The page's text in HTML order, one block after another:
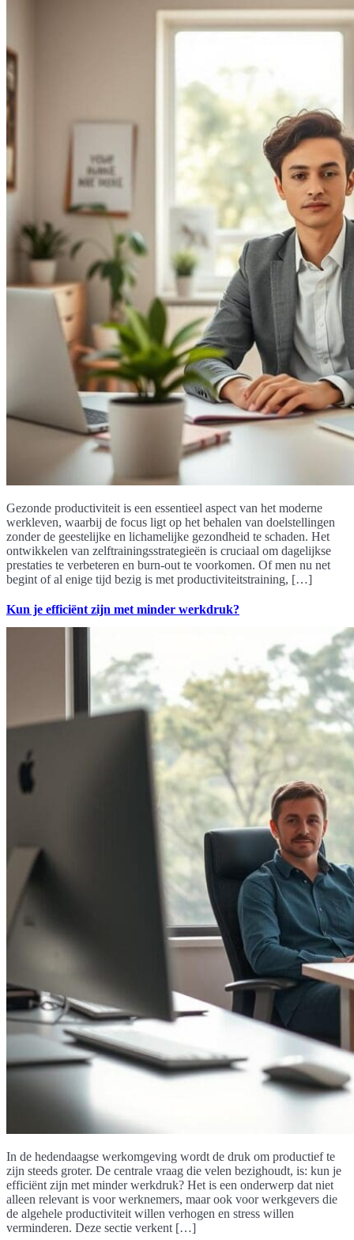
Gezonde productiviteit is een essentieel aspect van het moderne
werkleven, waarbij de focus ligt op het behalen van doelstellingen
zonder de geestelijke en lichamelijke gezondheid te schaden. Het
ontwikkelen van zelftrainingsstrategieën is cruciaal om dagelijkse
prestaties te verbeteren en burn-out te voorkomen. Of men nu net
begint of al enige tijd bezig is met productiviteitstraining, […]
Kun je efficiënt zijn met minder werkdruk?
In de hedendaagse werkomgeving wordt de druk om productief te
zijn steeds groter. De centrale vraag die velen bezighoudt, is: kun je
efficiënt zijn met minder werkdruk? Het is een onderwerp dat niet
alleen relevant is voor werknemers, maar ook voor werkgevers die
de algehele productiviteit willen verhogen en stress willen
verminderen. Deze sectie verkent […]